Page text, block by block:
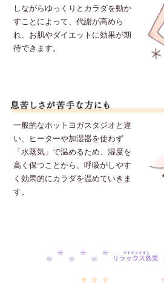
しながらゆっくりとカラダを動か
すことによって、代謝が高めら
れ、お肌やダイエットに効果が期
待できます。
一般的なホットヨガスタジオと違
い、ヒーターや加湿器を使わず
「水蒸気」で温めるため、湿度を
高く保つことから、呼吸がしやす
く効果的にカラダを温めていきま
す。